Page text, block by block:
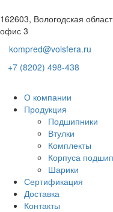
162603, Вологодская
офис 3
kompred@volsfera.ru
+7 (8202) 498-438
О компании
Продукция
Подшипники
Втулки
Комплекты
Корпуса
Шарики
Сертификация
Доставка
Контакты